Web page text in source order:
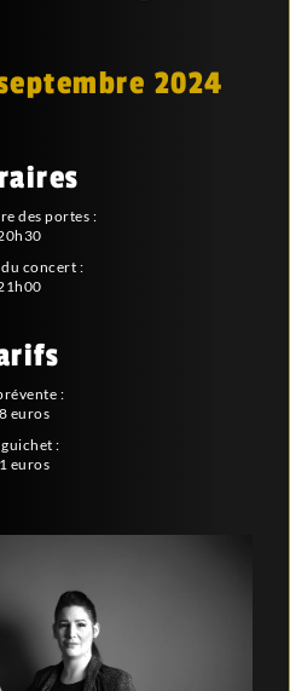
2024
des portes :
concert :
:
euros
:
euros